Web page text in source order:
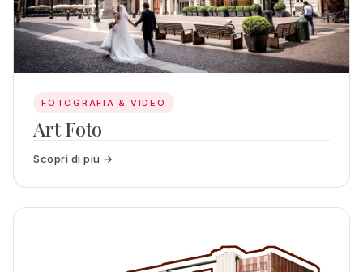
FOTOGRAFIA & VIDEO
Art Foto
Scopri di più →